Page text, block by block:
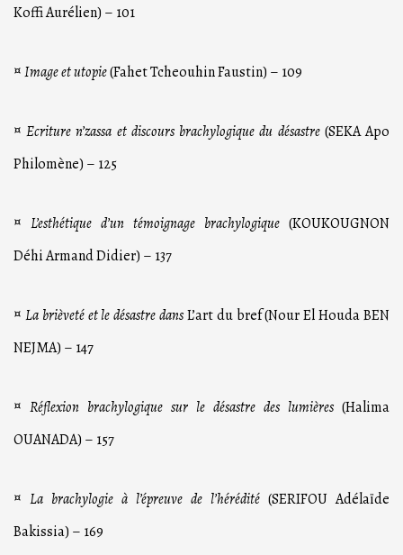
Koffi Aurélien) – 101
¤Image et utopie(Fahet Tcheouhin Faustin) – 109
¤Ecriture n’zassa et discours brachylogique du désastre (SEKA Apo
Philomène) – 125
¤ L’esthétique d’un témoignage brachylogique (KOUKOUGNON
Déhi Armand Didier) – 137
¤ La brièveté et le désastre dansL’art du bref (Nour El Houda BEN
NEJMA) – 147
¤ Réflexion brachylogique sur le désastre des lumières (Halima
OUANADA) – 157
¤ La brachylogie à l’épreuve de l’hérédité (SERIFOU Adélaïde
Bakissia) – 169